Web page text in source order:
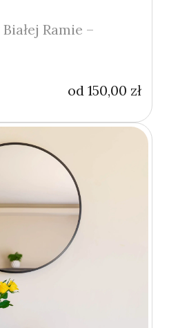
Ramie –
od 150,00 zł